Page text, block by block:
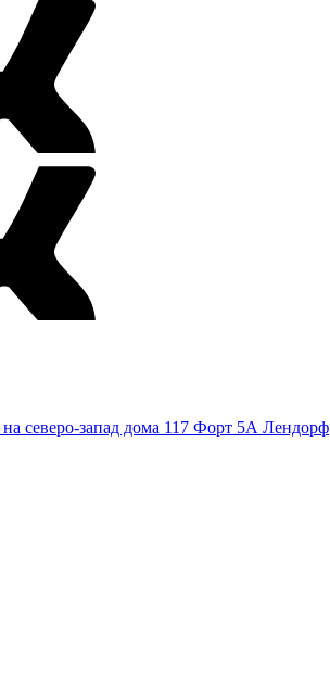
северо-запад дома 117 Форт 5А Лендорф